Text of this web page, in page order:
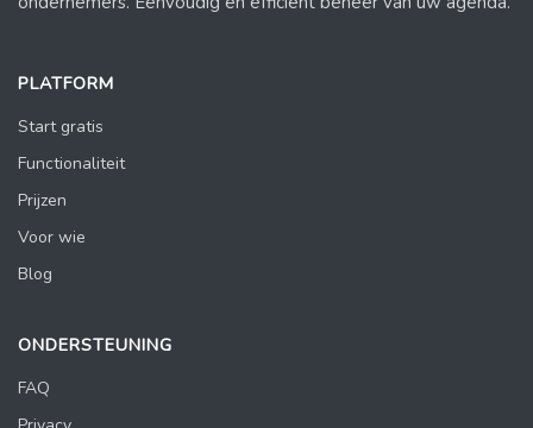
PLATFORM
Start gratis
Functionaliteit
Prijzen
Voor wie
Blog
ONDERSTEUNING
FAQ